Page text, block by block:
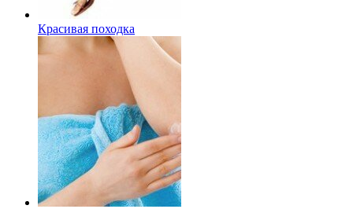
Красивая походка